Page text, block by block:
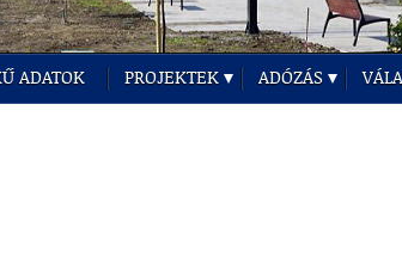
ADATOK PROJEKTEK ADÓZÁS